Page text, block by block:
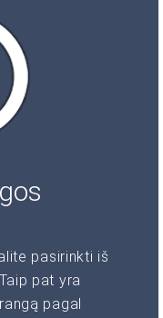
pasirinkti iš
pat yra
pagal